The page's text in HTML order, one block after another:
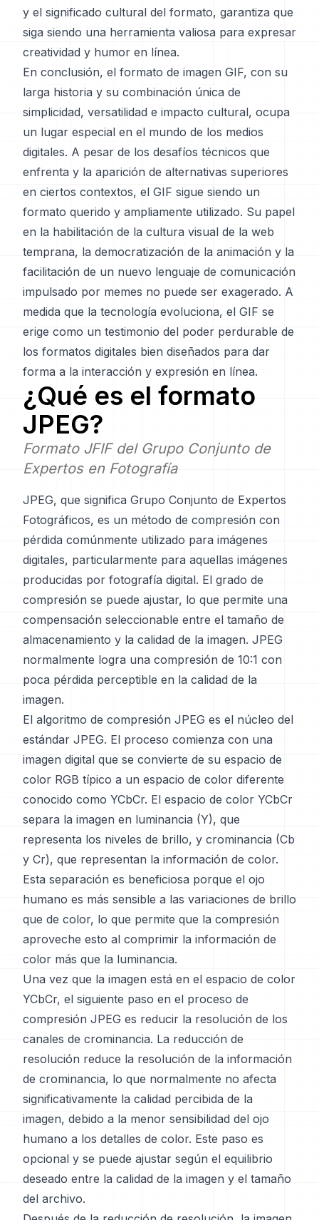
y el significado cultural del formato, garantiza que
siga siendo una herramienta valiosa para expresar
creatividad y humor en línea.
En conclusión, el formato de imagen GIF, con su
larga historia y su combinación única de
simplicidad, versatilidad e impacto cultural, ocupa
un lugar especial en el mundo de los medios
digitales. A pesar de los desafíos técnicos que
enfrenta y la aparición de alternativas superiores
en ciertos contextos, el GIF sigue siendo un
formato querido y ampliamente utilizado. Su papel
en la habilitación de la cultura visual de la web
temprana, la democratización de la animación y la
facilitación de un nuevo lenguaje de comunicación
impulsado por memes no puede ser exagerado. A
medida que la tecnología evoluciona, el GIF se
erige como un testimonio del poder perdurable de
los formatos digitales bien diseñados para dar
forma a la interacción y expresión en línea.
¿Qué es el formato
JPEG?
Formato JFIF del Grupo Conjunto de
Expertos en Fotografía
JPEG, que significa Grupo Conjunto de Expertos
Fotográficos, es un método de compresión con
pérdida comúnmente utilizado para imágenes
digitales, particularmente para aquellas imágenes
producidas por fotografía digital. El grado de
compresión se puede ajustar, lo que permite una
compensación seleccionable entre el tamaño de
almacenamiento y la calidad de la imagen. JPEG
normalmente logra una compresión de 10:1 con
poca pérdida perceptible en la calidad de la
imagen.
El algoritmo de compresión JPEG es el núcleo del
estándar JPEG. El proceso comienza con una
imagen digital que se convierte de su espacio de
color RGB típico a un espacio de color diferente
conocido como YCbCr. El espacio de color YCbCr
separa la imagen en luminancia (Y), que
representa los niveles de brillo, y crominancia (Cb
y Cr), que representan la información de color.
Esta separación es beneficiosa porque el ojo
humano es más sensible a las variaciones de brillo
que de color, lo que permite que la compresión
aproveche esto al comprimir la información de
color más que la luminancia.
Una vez que la imagen está en el espacio de color
YCbCr, el siguiente paso en el proceso de
compresión JPEG es reducir la resolución de los
canales de crominancia. La reducción de
resolución reduce la resolución de la información
de crominancia, lo que normalmente no afecta
significativamente la calidad percibida de la
imagen, debido a la menor sensibilidad del ojo
humano a los detalles de color. Este paso es
opcional y se puede ajustar según el equilibrio
deseado entre la calidad de la imagen y el tamaño
del archivo.